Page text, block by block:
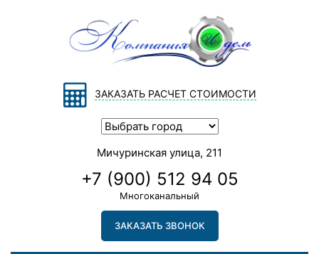
ЗАКАЗАТЬ РАСЧЕТ СТОИМОСТИ
Мичуринская улица, 211
+7 (900) 512 94 05
Многоканальный
ЗАКАЗАТЬ ЗВОНОК